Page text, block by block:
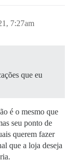
7:27am
que eu
é o mesmo que
seu ponto de
querem fazer
que a loja deseja